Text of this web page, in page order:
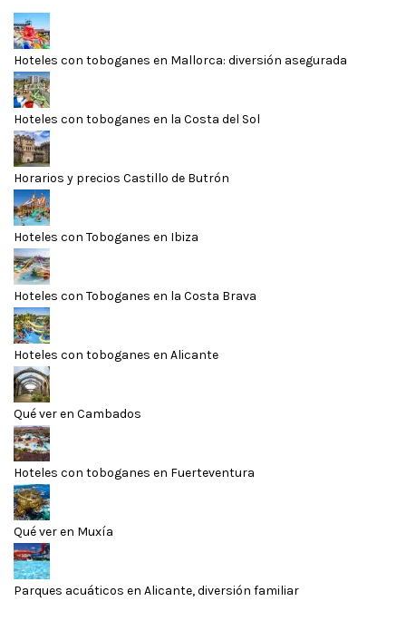
Hoteles con toboganes en Mallorca: diversión asegurada
Hoteles con toboganes en la Costa del Sol
Horarios y precios Castillo de Butrón
Hoteles con Toboganes en Ibiza
Hoteles con Toboganes en la Costa Brava
Hoteles con toboganes en Alicante
Qué ver en Cambados
Hoteles con toboganes en Fuerteventura
Qué ver en Muxía
Parques acuáticos en Alicante, diversión familiar